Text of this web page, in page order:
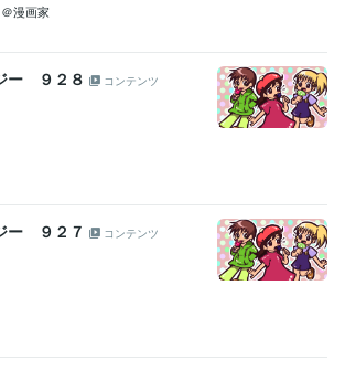
漫画家
ー ９２８
コンテンツ
ー ９２７
コンテンツ